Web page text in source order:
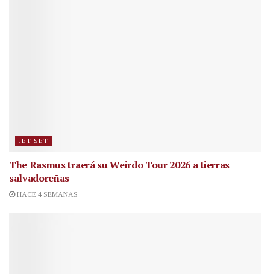
JET SET
The Rasmus traerá su Weirdo Tour 2026 a tierras
salvadoreñas
HACE 4 SEMANAS